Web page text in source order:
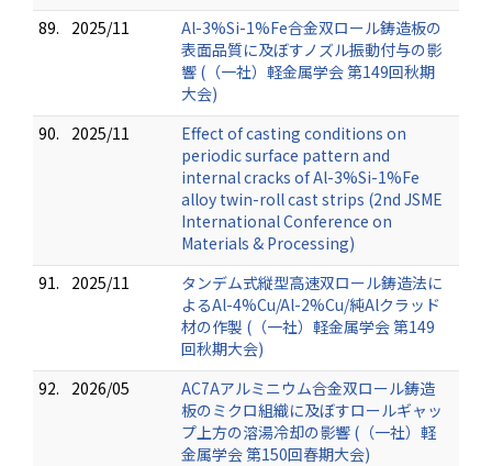
89.
2025/11
Al-3%Si-1%Fe合金双ロール鋳造板の
表面品質に及ぼすノズル振動付与の影
響 (（一社）軽金属学会 第149回秋期
大会)
90.
2025/11
Effect of casting conditions on
periodic surface pattern and
internal cracks of Al-3%Si-1%Fe
alloy twin-roll cast strips (2nd JSME
International Conference on
Materials & Processing)
91.
2025/11
タンデム式縦型高速双ロール鋳造法に
よるAl-4%Cu/Al-2%Cu/純Alクラッド
材の作製 (（一社）軽金属学会 第149
回秋期大会)
92.
2026/05
AC7Aアルミニウム合金双ロール鋳造
板のミクロ組織に及ぼすロールギャッ
プ上方の溶湯冷却の影響 (（一社）軽
金属学会 第150回春期大会)